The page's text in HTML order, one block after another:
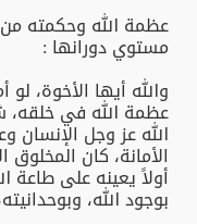
عظمة الله وحكمته
مستوي دورانها :
والله أيها الأخوة،
عظمة الله في خلقه،
الله عز وجل الإنسان
الأمانة، كان
أولاً يعينه على
بوجود الله،